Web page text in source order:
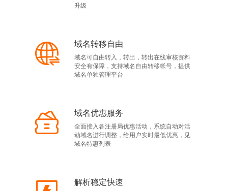
升级
域名转移自由
域名可自由转入，转出，转出在线审核资料
安全有保障，支持域名自由转移帐号，提供
域名单独管理平台
域名优惠服务
全面接入各注册局优惠活动，系统自动对活
动域名进行调整，给用户实时最低优惠，见
域名特惠列表
解析稳定快速